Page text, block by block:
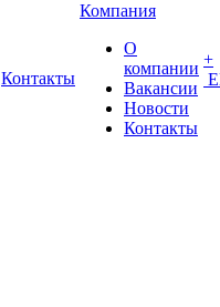
Контакты
Компания
О
компании
Вакансии
Новости
Контакты
+